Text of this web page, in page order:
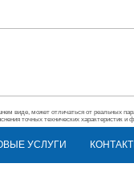
виде, может отличаться от реальных
точных технических характеристик и
УСЛУГИ